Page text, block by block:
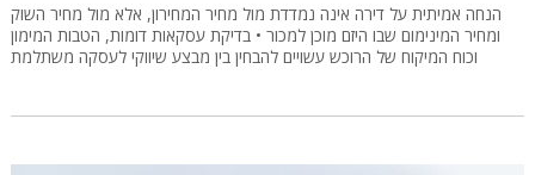
הנחה אמיתית על דירה אינה נמדדת מול מחיר המחירון, אלא מול מחיר השוק
ומחיר המינימום שבו היזם מוכן למכור • בדיקת עסקאות דומות, הטבות המימון
וכוח המיקוח של הרוכש עשויים להבחין בין מבצע שיווקי לעסקה משתלמת